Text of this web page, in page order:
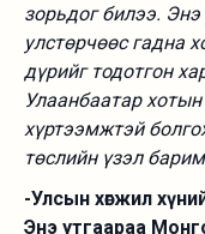
зорьдог билээ.
улстөрчөөс гадна
дүрийг тодотгон
Улаанбаатар
хүртээмжтэй
төслийн үзэл
-Улсын хөгжил
Энэ утгаараа